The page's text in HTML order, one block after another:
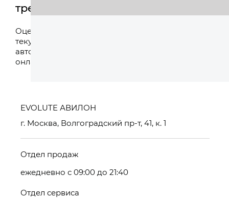
трейд-ин
Оцените свой
текущий
автомобиль
онлайн
EVOLUTE АВИЛОН
г. Москва, Волгоградский пр-т, 41, к. 1
Отдел продаж
ежедневно с 09:00 до 21:40
Отдел сервиса